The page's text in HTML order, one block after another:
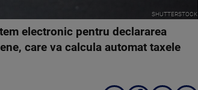
SHUTTERSTOCK
electronic pentru declararea
care va calcula automat taxele